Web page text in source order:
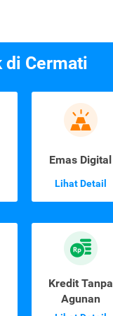
di Cermati
Emas Digital
Lihat Detail
Kredit Tanpa
Agunan